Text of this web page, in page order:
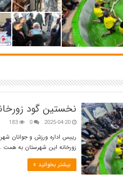
نخستین گود
2025-04-20
0
183
رییس اداره ورزش و جوانان
زورخانه این شهرستان به همت
بیشتر بخوانید »